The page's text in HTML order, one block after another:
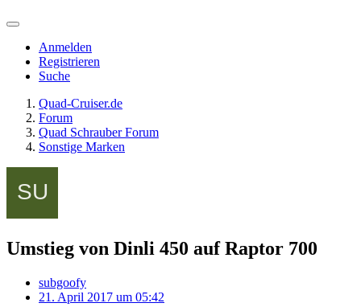
Anmelden
Registrieren
Suche
Quad-Cruiser.de
Forum
Quad Schrauber Forum
Sonstige Marken
Umstieg von Dinli 450 auf Raptor 700
subgoofy
21. April 2017 um 05:42